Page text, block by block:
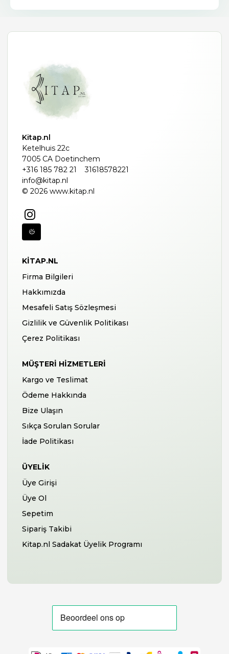
Kitap.nl
Ketelhuis 22c
7005 CA Doetinchem
+316 185 782 21
31618578221
info@kitap.nl
© 2026 www.kitap.nl
KITAP.NL
Firma Bilgileri
Hakkımızda
Mesafeli Satış Sözleşmesi
Gizlilik ve Güvenlik Politikası
Çerez Politikası
MÜŞTERI HIZMETLERI
Kargo ve Teslimat
Ödeme Hakkında
Bize Ulaşın
Sıkça Sorulan Sorular
İade Politikası
ÜYELIK
Üye Girişi
Üye Ol
Sepetim
Sipariş Takibi
Kitap.nl Sadakat Üyelik Programı